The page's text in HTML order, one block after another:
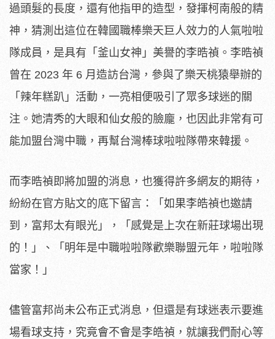
過頭髮的長度，還有他指甲的造型，發揮柯南般的精
神，猜測出這位在韓國職棒樂天巨人效力的人氣啦啦
隊成員，是具有「釜山女神」美譽的李晧禎。李晧禎
曾在 2023 年 6 月造訪台灣，參與了樂天桃猿舉辦的
「辣年糕趴」活動，一亮相便吸引了眾多球迷的關
注。她清秀的大眼和仙女般的臉龐，也因此非常有可
能加盟台灣中職，再幫台灣棒球啦啦隊帶來韓援。
而李晧禎即將加盟的消息，也獲得許多網友的期待，
紛紛在官方貼文的底下留言：「如果李皓禎也邀請
到，富邦太有眼光」，「感覺是上次在新莊球場出現
的！」、「明年是中職啦啦隊歡樂聯盟元年，啦啦隊
當家！」
儘管富邦尚未公布正式消息，但還是有球迷表示要進
場看球支持，究竟會不會是李皓禎，就讓我們耐心等